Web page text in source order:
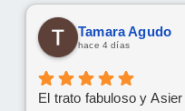
Tamara Agudo
hace 4 días
El trato fabuloso y Asier